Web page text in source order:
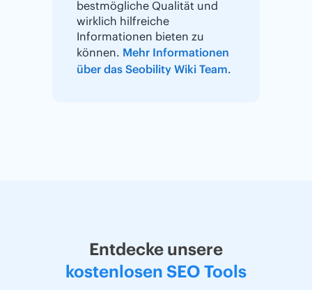
bestmögliche Qualität und
wirklich hilfreiche
Informationen bieten zu
können. Mehr Informationen
über das Seobility Wiki Team.
Entdecke unsere
kostenlosen SEO Tools